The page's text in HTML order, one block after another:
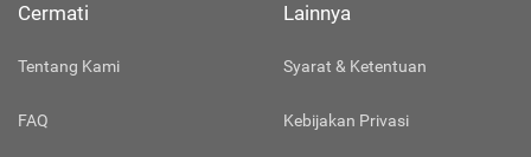
Cermati
Tentang Kami
FAQ
Lainnya
Syarat & Ketentuan
Kebijakan Privasi